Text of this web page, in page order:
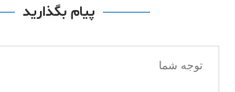
پیام بگذارید